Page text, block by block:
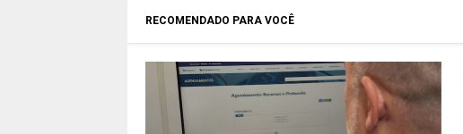
RECOMENDADO PARA VOCÊ